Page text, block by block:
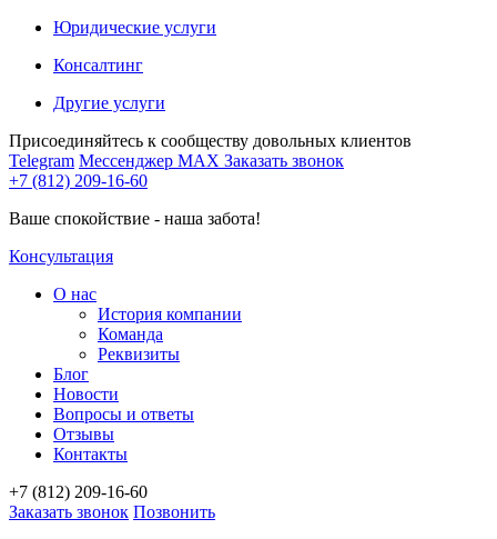
Юридические услуги
Консалтинг
Другие услуги
Присоединяйтесь к сообществу довольных клиентов
Telegram Мессенджер MAX Заказать звонок
+7 (812) 209-16-60
Ваше спокойствие - наша забота!
Консультация
О нас
История компании
Команда
Реквизиты
Блог
Новости
Вопросы и ответы
Отзывы
Контакты
+7 (812) 209-16-60
Заказать звонок Позвонить